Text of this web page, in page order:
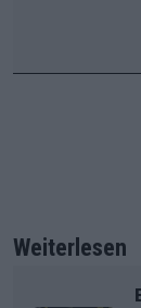
Weiterlesen